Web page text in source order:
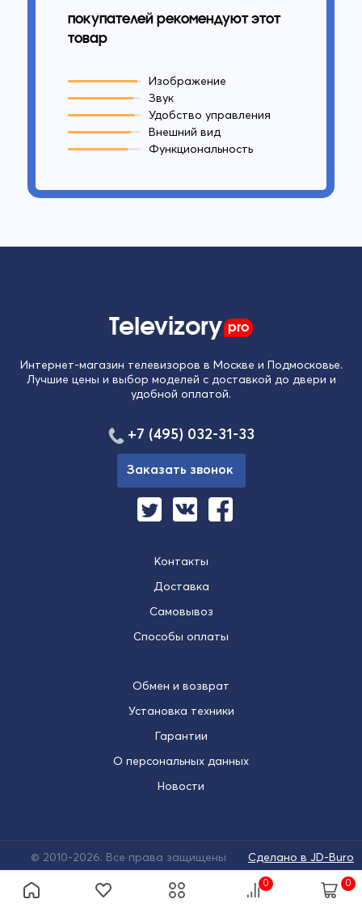
0 0
покупателей рекомендуют этот
товар
Изображение
Звук
Удобство управления
Внешний вид
Функциональность
Televizory pro
Интернет-магазин телевизоров в Москве и Подмосковье.
Лучшие цены и выбор моделей с доставкой до двери и
удобной оплатой.
Контакты
Доставка
Самовывоз
Способы оплаты
Обмен и возврат
Установка техники
Гарантии
О персональных данных
Новости
+7 (495) 032-31-33
Заказать звонок
© 2010-2026. Все права защищены Сделано в JD-Buro